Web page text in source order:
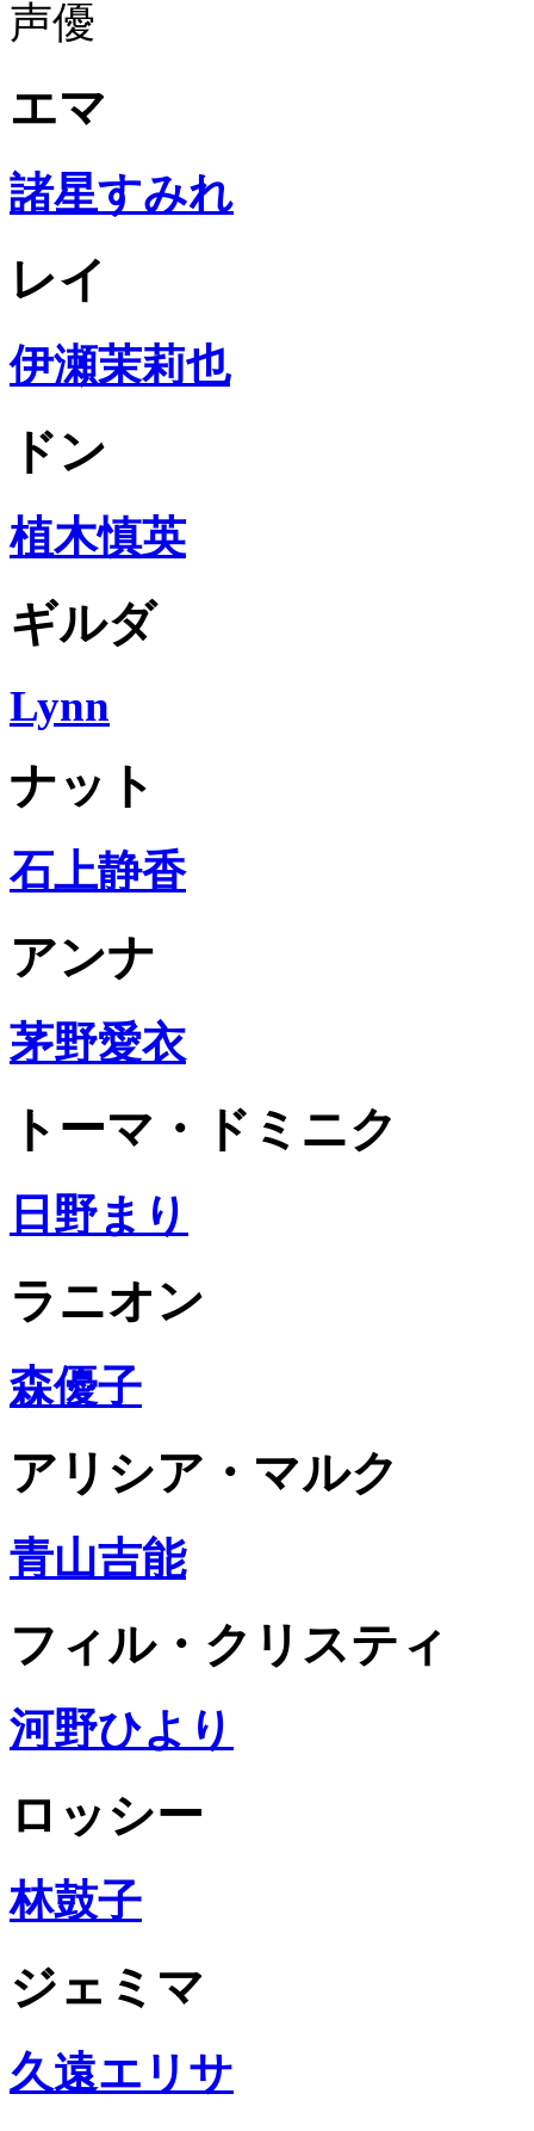
声優
エマ
諸星すみれ
レイ
伊瀬茉莉也
ドン
植木慎英
ギルダ
Lynn
ナット
石上静香
アンナ
茅野愛衣
トーマ・ドミニク
日野まり
ラニオン
森優子
アリシア・マルク
青山吉能
フィル・クリスティ
河野ひより
ロッシー
林鼓子
ジェミマ
久遠エリサ